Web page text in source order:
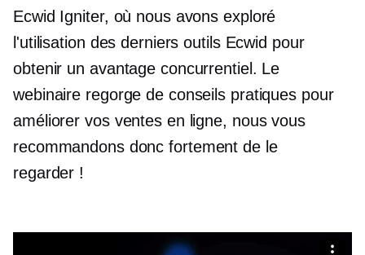
Ecwid Igniter, où nous avons exploré
l'utilisation des derniers outils Ecwid pour
obtenir un avantage concurrentiel. Le
webinaire regorge de conseils pratiques pour
améliorer vos ventes en ligne, nous vous
recommandons donc fortement de le
regarder !